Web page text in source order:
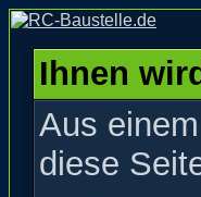
Ihnen
Aus
diese